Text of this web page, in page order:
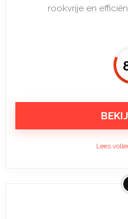
rookvrije en
Lees